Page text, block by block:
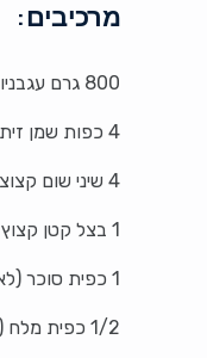
מרכיבים:
800 גרם עגבניות מרוסקות (למשל מעגבניות בשימור)
4 כפות שמן זית
4 שיני שום קצוצות
1 בצל קטן קצוץ דק
1 כפית סוכר (לאזן את החמיצות של העגבניות)
1/2 כפית מלח (או לפי הטעם)